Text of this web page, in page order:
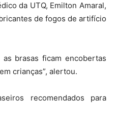
da UTQ, Emilton Amaral,
de fogos de artifício
brasas ficam encobertas
crianças”, alertou.
recomendados para